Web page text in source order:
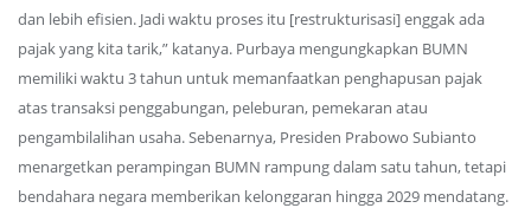
dan lebih efisien. Jadi waktu proses itu [restrukturisasi] enggak ada
pajak yang kita tarik,” katanya. Purbaya mengungkapkan BUMN
memiliki waktu 3 tahun untuk memanfaatkan penghapusan pajak
atas transaksi penggabungan, peleburan, pemekaran atau
pengambilalihan usaha. Sebenarnya, Presiden Prabowo Subianto
menargetkan perampingan BUMN rampung dalam satu tahun, tetapi
bendahara negara memberikan kelonggaran hingga 2029 mendatang.